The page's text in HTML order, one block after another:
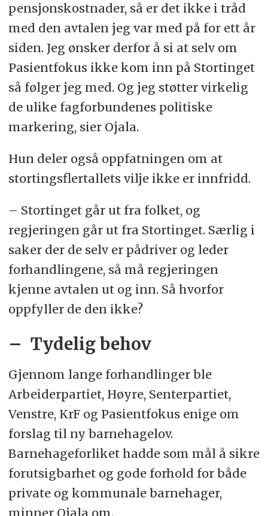
pensjonskostnader, så er det ikke i tråd
med den avtalen jeg var med på for ett år
siden. Jeg ønsker derfor å si at selv om
Pasientfokus ikke kom inn på Stortinget
så følger jeg med. Og jeg støtter virkelig
de ulike fagforbundenes politiske
markering, sier Ojala.
Hun deler også oppfatningen om at
stortingsflertallets vilje ikke er innfridd.
– Stortinget går ut fra folket, og
regjeringen går ut fra Stortinget. Særlig i
saker der de selv er pådriver og leder
forhandlingene, så må regjeringen
kjenne avtalen ut og inn. Så hvorfor
oppfyller de den ikke?
– Tydelig behov
Gjennom lange forhandlinger ble
Arbeiderpartiet, Høyre, Senterpartiet,
Venstre, KrF og Pasientfokus enige om
forslag til ny barnehagelov.
Barnehageforliket hadde som mål å sikre
forutsigbarhet og gode forhold for både
private og kommunale barnehager,
minner Ojala om.